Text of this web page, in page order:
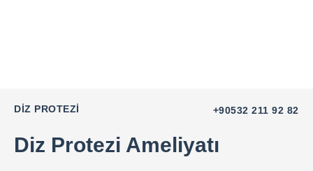
DIZ PROTEZI +90532 211 92 82
Diz Protezi Ameliyatı